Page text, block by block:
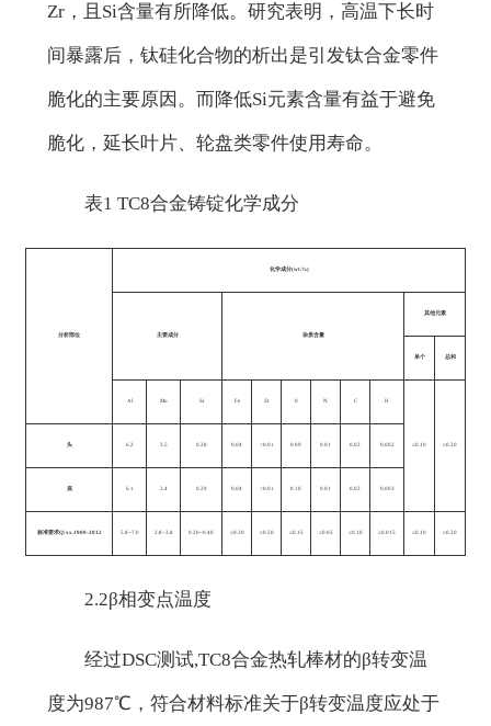
Zr，且Si含量有所降低。研究表明，高温下长时
间暴露后，钛硅化合物的析出是引发钛合金零件
脆化的主要原因。而降低Si元素含量有益于避免
脆化，延长叶片、轮盘类零件使用寿命。
表1 TC8合金铸锭化学成分
分析部位
化学成分(wt.%)
主要成分 杂质含量
其他元素
单个 总和
Al Mo Si Fe Zr 0 N C H
≤0.10 ≤0.30
头 6.2 3.5 0.28 0.04 <0.01 0.09 0.01 0.02 0.002
底 6.1 3.4 0.29 0.04 <0.01 0.10 0.01 0.02 0.003
标准要求Q/ xx.1900-2012 5.8~7.0 2.8~3.8 0.20~0.40 ≤0.30 ≤0.50 ≤0.15 ≤0.05 ≤0.10 ≤0.015 ≤0.10 ≤0.30
2.2β相变点温度
经过DSC测试,TC8合金热轧棒材的β转变温
度为987℃，符合材料标准关于β转变温度应处于